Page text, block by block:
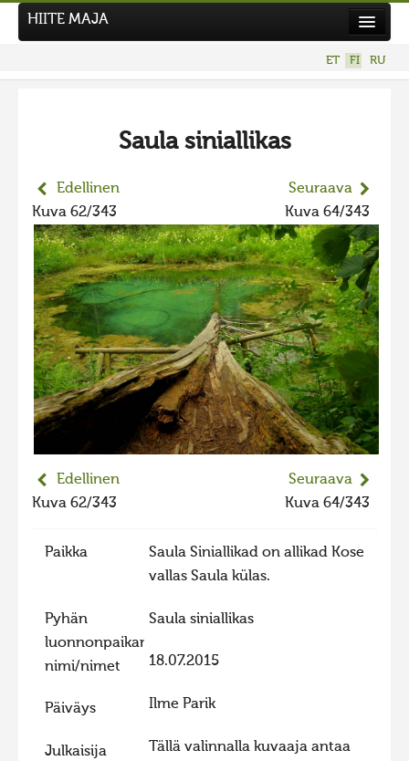
Hiite kuvavõistlus 2026
Hiisien kuvakilpailu 2025
2025 kuvakilpailu lisä
Liikuvad kuvad 2025
Hiisien kuvakilpailu 2024
2024 kuvakilpailu lisä
Liikkuvat kuvat 2024
Hiisien kuvakilpailu 2023
2023 kuvakilpailu lisä
Liikkuvat kuvat 2022
Liikkuvat kuvat 2021
Hiite kuvavõistlus 2020
Hiite kuvavõistlus 2019
Hiite kuvavõistlus 2018
HIITE MAJA
ET FI RU
Saula siniallikas
Edellinen
Kuva 62/343
Seuraava
Kuva 64/343
Edellinen
Kuva 62/343
Seuraava
Kuva 64/343
Paikka
Saula Siniallikad on allikad Kose
vallas Saula külas.
Pyhän
luonnonpaikan
nimi/nimet
Saula siniallikas
Päiväys
18.07.2015
Julkaisija
Ilme Parik
Tällä valinnalla kuvaaja antaa